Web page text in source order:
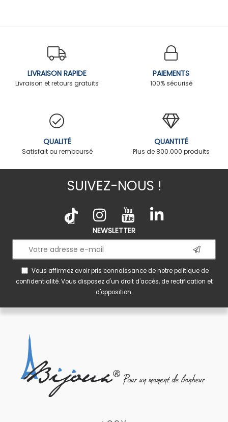
LIVRAISON RAPIDE
Livraison et retours gratuits
PAIEMENTS
100% sécurisé
QUALITÉ
Satisfait ou remboursé
QUANTITÉ
Plus de 800.000 produits
SUIVEZ-NOUS !
NEWSLETTER
Vous affirmez avoir pris connaissance de notrepolitique de
confidentialité. Vous disposez d'un droit d'accès, de rectification et
d'opposition.